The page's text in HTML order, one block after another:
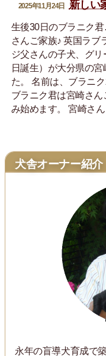
2025年11月24日 新しい
生後30日のブラニク
さんご家族♪ 英国ラブ
ジ父さんの子犬、グ
日誕生）が大分県の
た。 名前は、ブラニ
ブラニク君は宮崎さ
み始めます。 宮崎さ
犬舎オーナー紹介
永年の盲導犬育成で